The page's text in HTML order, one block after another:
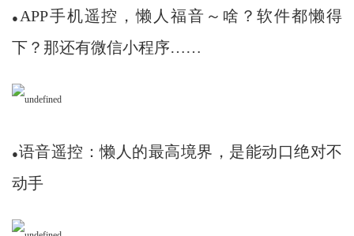
● APP手机遥控，懒人福音～啥？软件都懒得
下？那还有微信小程序……
●语音遥控：懒人的最高境界，是能动口绝对不
动手